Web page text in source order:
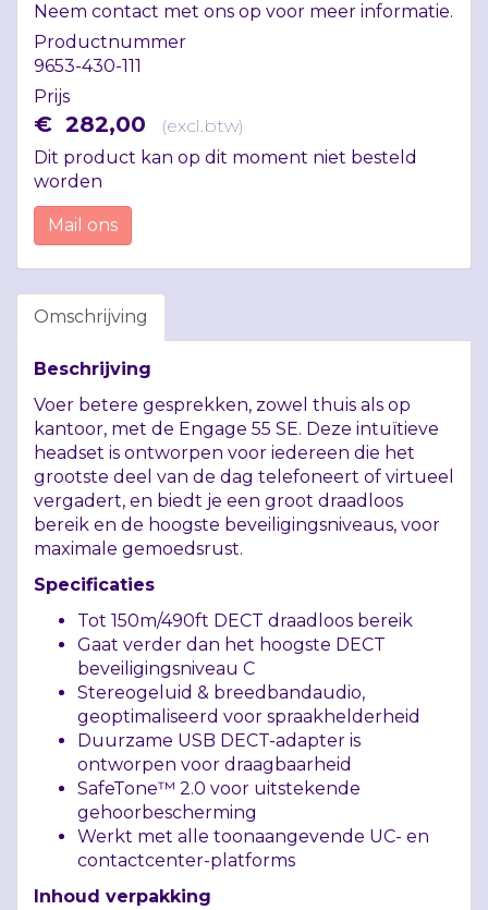
Neem contact met ons op voor meer informatie.
Productnummer
9653-430-111
Prijs
€ 282,00 (excl.btw)
Dit product kan op dit moment niet besteld
worden
Mail ons
Omschrijving
Beschrijving
Voer betere gesprekken, zowel thuis als op
kantoor, met de Engage 55 SE. Deze intuïtieve
headset is ontworpen voor iedereen die het
grootste deel van de dag telefoneert of virtueel
vergadert, en biedt je een groot draadloos
bereik en de hoogste beveiligingsniveaus, voor
maximale gemoedsrust.
Specificaties
Tot 150m/490ft DECT draadloos bereik
Gaat verder dan het hoogste DECT
beveiligingsniveau C
Stereogeluid & breedbandaudio,
geoptimaliseerd voor spraakhelderheid
Duurzame USB DECT-adapter is
ontworpen voor draagbaarheid
SafeTone™ 2.0 voor uitstekende
gehoorbescherming
Werkt met alle toonaangevende UC- en
contactcenter-platforms
Inhoud verpakking